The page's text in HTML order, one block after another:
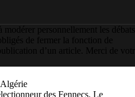
personnellement les débats
de fermer la fonction de
d’un article. Merci de
des Fennecs. Le